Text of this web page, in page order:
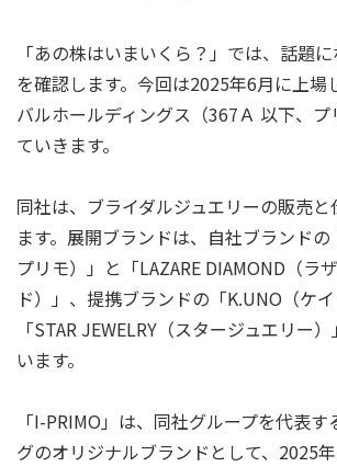
「あの株はいまいくら？」では、話題
を確認します。今回は2025年6月に上場
バルホールディングス（367Ａ 以下、
ていきます。
同社は、ブライダルジュエリーの販売
ます。展開ブランドは、自社ブランドの
プリモ）」と「LAZARE DIAMOND（ラ
ド）」、提携ブランドの「K.UNO（ケ
「STAR JEWELRY（スタージュエリー
います。
「I-PRIMO」は、同社グループを代表
グのオリジナルブランドとして、2025